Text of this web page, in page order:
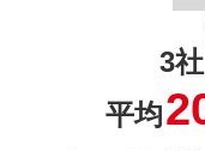
3
平均